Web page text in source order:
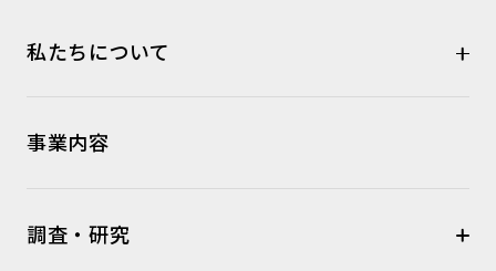
私たちについて
事業内容
調査・研究